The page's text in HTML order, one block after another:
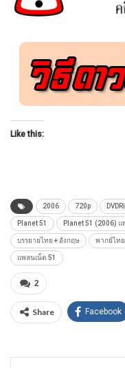
Like this:
2006 720p
Planet 51 Planet 51 (2006) แ
บรรยายไทย + อังกฤษ พากย์ไทย
แพลนเน็ต 51
2
Share Facebook